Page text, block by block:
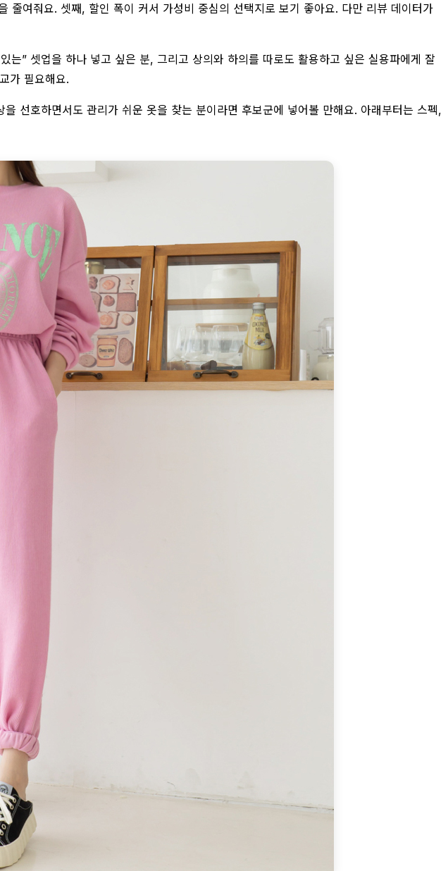
여줘요. 셋째, 할인 폭이 커서 가성비 중심의 선택지로 보기 좋아요. 다만 리뷰 데이터가
” 셋업을 하나 넣고 싶은 분, 그리고 상의와 하의를 따로도 활용하고 싶은 실용파에게 잘
가 필요해요.
선호하면서도 관리가 쉬운 옷을 찾는 분이라면 후보군에 넣어볼 만해요. 아래부터는 스펙,